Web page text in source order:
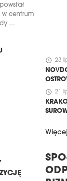
w centrum
...
schedule 23
schedule 21